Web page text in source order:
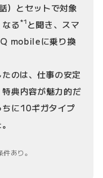
）とセットで対象
る*1 と聞き、スマ
mobileに乗り換
のは、仕事の安定
典内容が魅力的だ
ちに10ギガタイプ
あり。